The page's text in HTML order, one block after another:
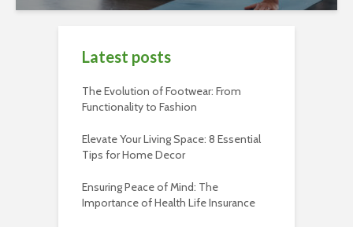
Latest posts
The Evolution of Footwear: From
Functionality to Fashion
Elevate Your Living Space: 8 Essential
Tips for Home Decor
Ensuring Peace of Mind: The
Importance of Health Life Insurance